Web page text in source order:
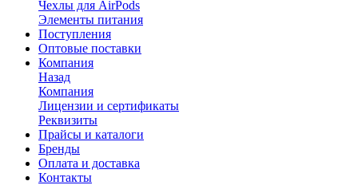
Чехлы для AirPods
Элементы питания
Поступления
Оптовые поставки
Компания
Назад
Компания
Лицензии и сертификаты
Реквизиты
Прайсы и каталоги
Бренды
Оплата и доставка
Контакты